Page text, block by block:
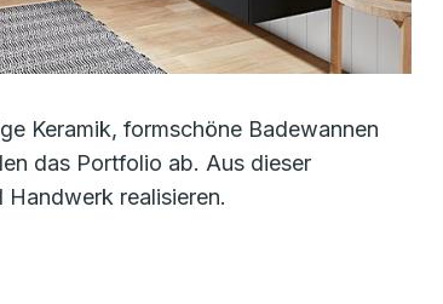
Keramik, formschöne Badewannen
das Portfolio ab. Aus dieser
realisieren.